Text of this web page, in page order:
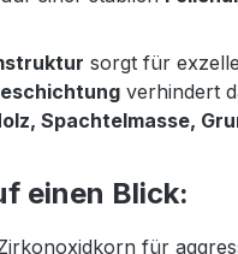
sorgt für
verhindert
Spachtelmasse,
einen Blick:
für